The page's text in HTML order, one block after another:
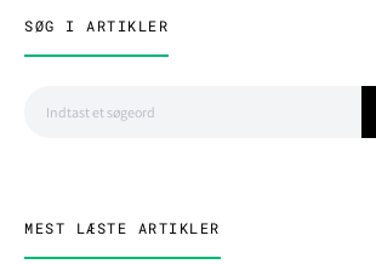
SØG I ARTIKLER
MEST LÆSTE ARTIKLER